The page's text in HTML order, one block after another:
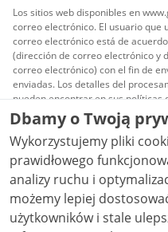
Los sitios web disponibles en
correo electrónico. El usuario que
correo electrónico está de
(dirección de correo electrónico y
correo electrónico) con el fin de
enviadas. Los detalles del
pueden encontrar en sus políticas
Todo el
Creative
menos que se
Dbamy o Twoją
Wykorzystujemy pliki
prawidłowego
analizy ruchu i optymalizacji
możemy lepiej
użytkowników i stale ulepszać